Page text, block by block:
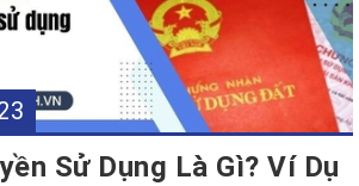
Sử Dụng Là Gì? Ví Dụ